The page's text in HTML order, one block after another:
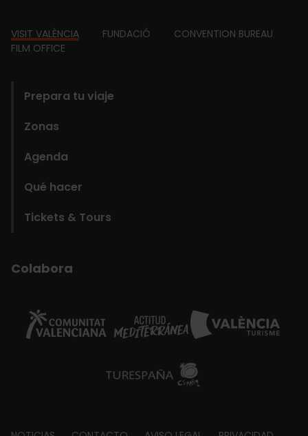
Footer
VISIT VALÈNCIA FUNDACIÓ
CONVENTION BUREAU
FILM OFFICE
Prepara tu viaje
Zonas
Agenda
Qué hacer
Tickets & Tours
Colabora